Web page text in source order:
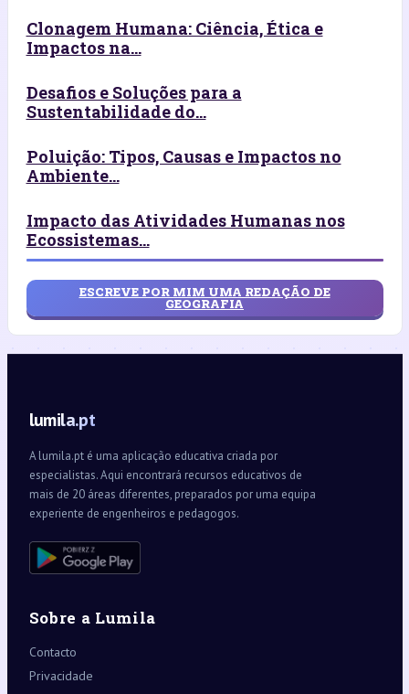
Clonagem Humana: Ciência, Ética e
Impactos na...
Desafios e Soluções para a
Sustentabilidade do...
Poluição: Tipos, Causas e Impactos no
Ambiente...
Impacto das Atividades Humanas nos
Ecossistemas...
ESCREVE POR MIM UMA REDAÇÃO DE
GEOGRAFIA
lumila.pt
A lumila.pt é uma aplicação educativa criada por
especialistas. Aqui encontrará recursos educativos de
mais de 20 áreas diferentes, preparados por uma equipa
experiente de engenheiros e pedagogos.
Sobre a Lumila
Contacto
Privacidade